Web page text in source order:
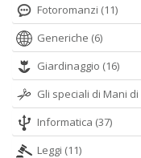
Fotoromanzi (11)
Generiche (6)
Giardinaggio (16)
Gli speciali di Mani di
Informatica (37)
Leggi (11)